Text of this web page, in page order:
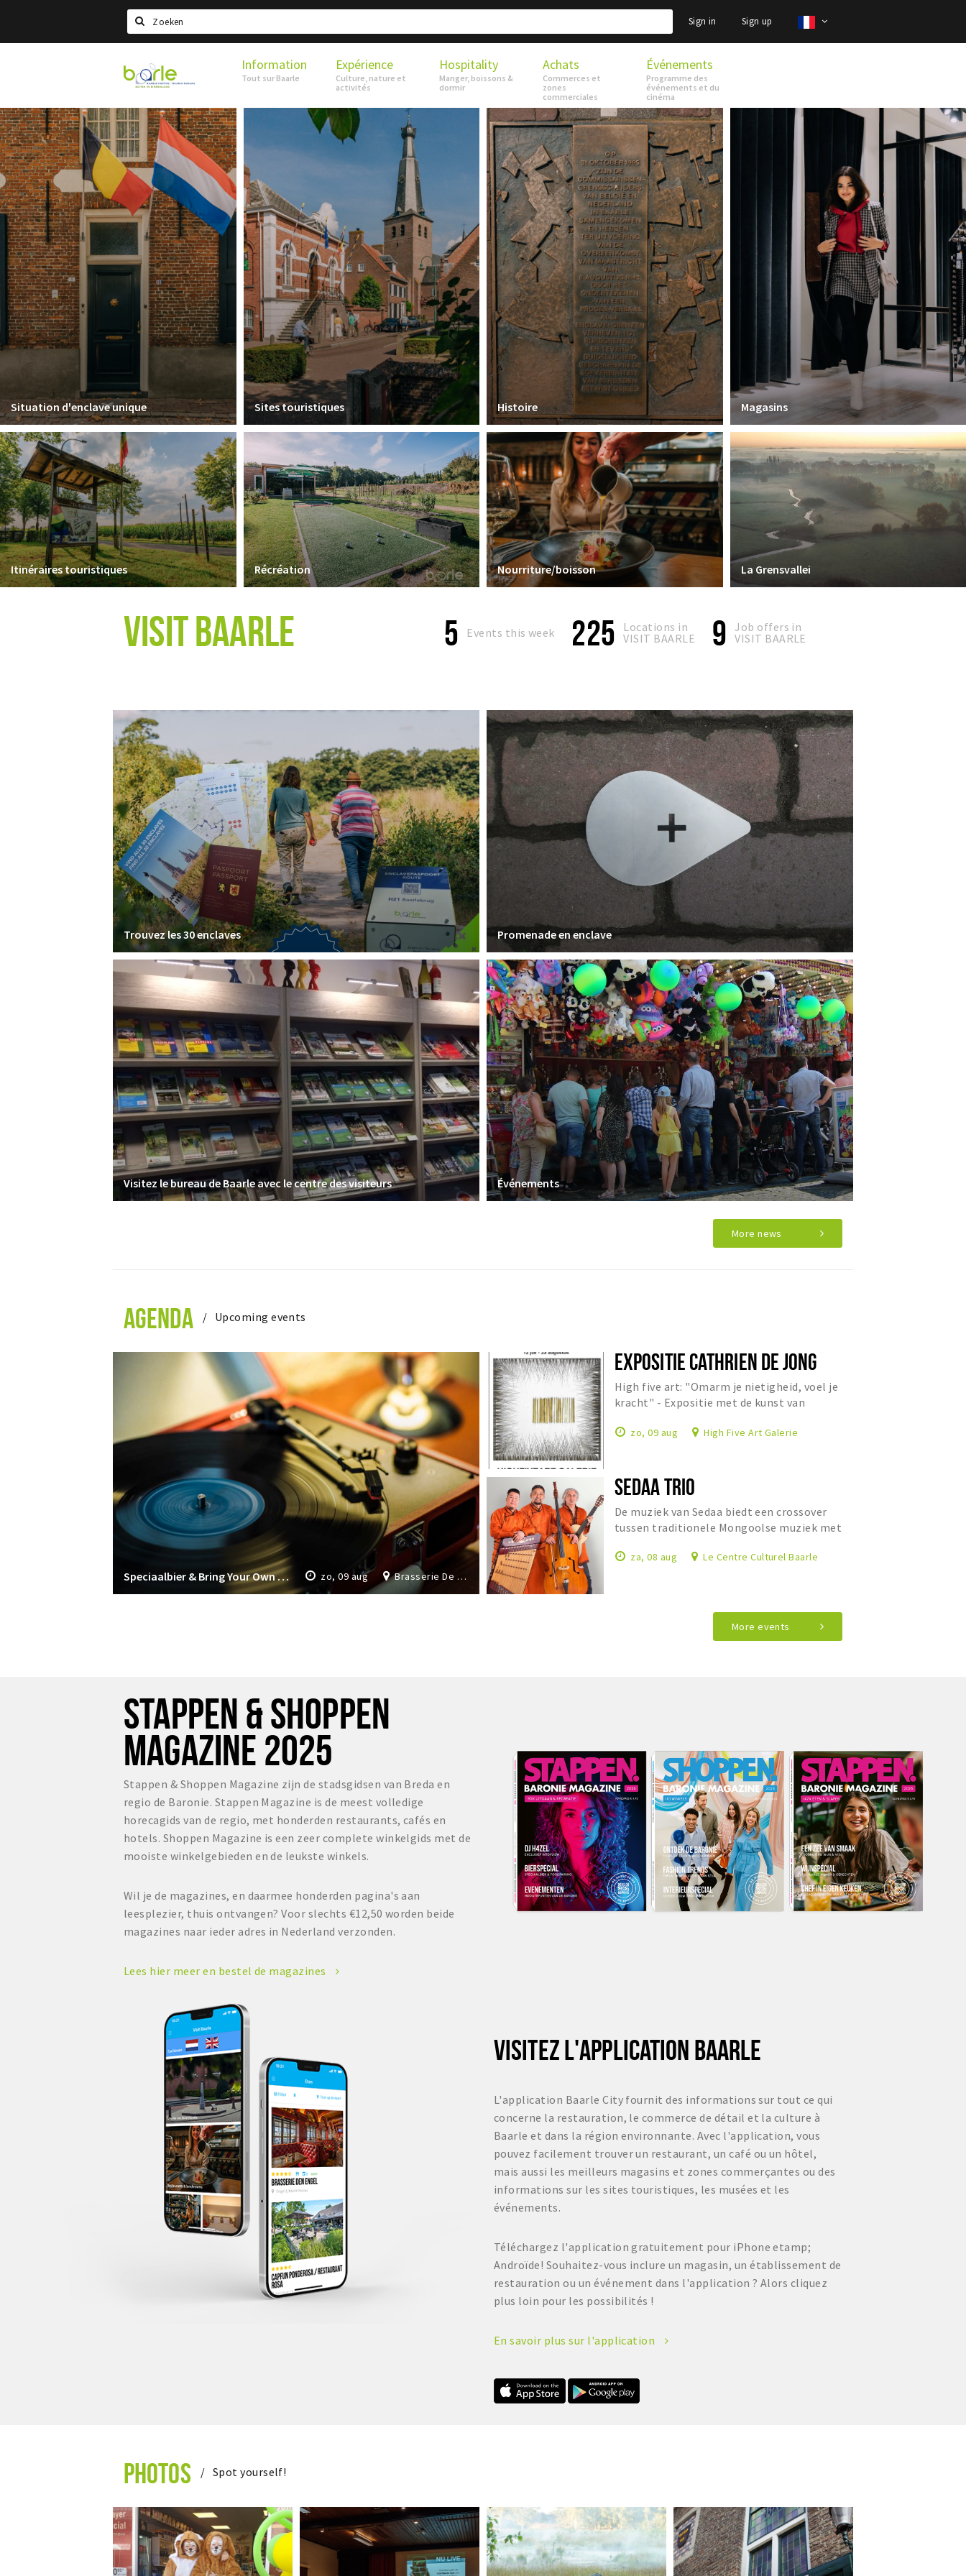
Search
Sign in Sign up
Visit
Baarle
Information
Tout sur Baarle
Expérience
Culture, nature et
activités
Hospitality
Manger, boissons &
dormir
Achats
Commerces et
zones
commerciales
Événements
Programme des
événements et du
cinéma
Situation d'enclave unique Sites touristiques Histoire Magasins
Itinéraires touristiques Récréation Nourriture/boisson La Grensvallei
VISIT BAARLE 5 Events this week 225
Locations in
VISIT BAARLE
9
Job offers in
VISIT BAARLE
Trouvez les 30 enclaves Promenade en enclave
Visitez le bureau de Baarle avec le centre des visiteurs Événements
More news
AGENDA Upcoming events
Brasserie De Dochter van de Korenaar
zo, 09 aug
Speciaalbier & Bring Your Own Vinyl
EXPOSITIE CATHRIEN DE JONG
High five art: "Omarm je nietigheid, voel je
kracht" - Expositie met de kunst van
zo, 09 aug High Five Art Galerie
SEDAA TRIO
De muziek van Sedaa biedt een crossover
tussen traditionele Mongoolse muziek met
za, 08 aug Le Centre Culturel Baarle
More events
STAPPEN & SHOPPEN
MAGAZINE 2025
Stappen & Shoppen Magazine zijn de stadsgidsen van Breda en
regio de Baronie. Stappen Magazine is de meest volledige
horecagids van de regio, met honderden restaurants, cafés en
hotels. Shoppen Magazine is een zeer complete winkelgids met de
mooiste winkelgebieden en de leukste winkels.
Wil je de magazines, en daarmee honderden pagina's aan
leesplezier, thuis ontvangen? Voor slechts €12,50 worden beide
magazines naar ieder adres in Nederland verzonden.
Lees hier meer en bestel de magazines
VISITEZ L'APPLICATION BAARLE
L'application Baarle City fournit des informations sur tout ce qui
concerne la restauration, le commerce de détail et la culture à
Baarle et dans la région environnante. Avec l'application, vous
pouvez facilement trouver un restaurant, un café ou un hôtel,
mais aussi les meilleurs magasins et zones commerçantes ou des
informations sur les sites touristiques, les musées et les
événements.
Téléchargez l'application gratuitement pour iPhone etamp;
Androïde! Souhaitez-vous inclure un magasin, un établissement de
restauration ou un événement dans l'application ? Alors cliquez
plus loin pour les possibilités !
En savoir plus sur l'application
PHOTOS Spot yourself!